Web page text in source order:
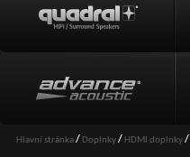
Hlavní stránka/ Doplnky/ HDMI doplnky/